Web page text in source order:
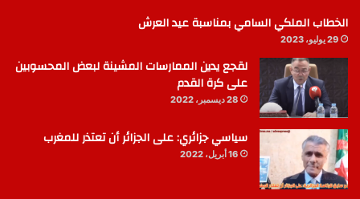
الخطاب الملكي السامي بمناسبة عيد العرش
29 يوليو، 2023
لقجع يدين الممارسات المشينة لبعض المحسوبين
على كرة القدم
28 ديسمبر، 2022
سياسي جزائري: على الجزائر أن تعتذر للمغرب
16 أبريل، 2022